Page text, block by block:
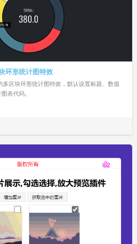
环形统计图特效
多区块环形统计图特效，默认设置标题、数值
表代码。